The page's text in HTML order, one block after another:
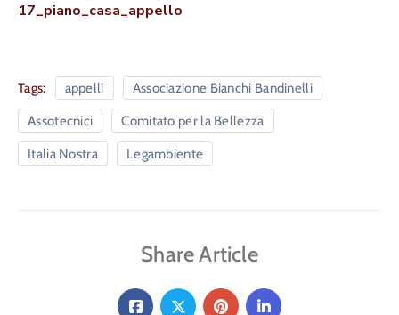
17_piano_casa_appello
Tags: appelli Associazione Bianchi Bandinelli
Assotecnici Comitato per la Bellezza
Italia Nostra Legambiente
Share Article